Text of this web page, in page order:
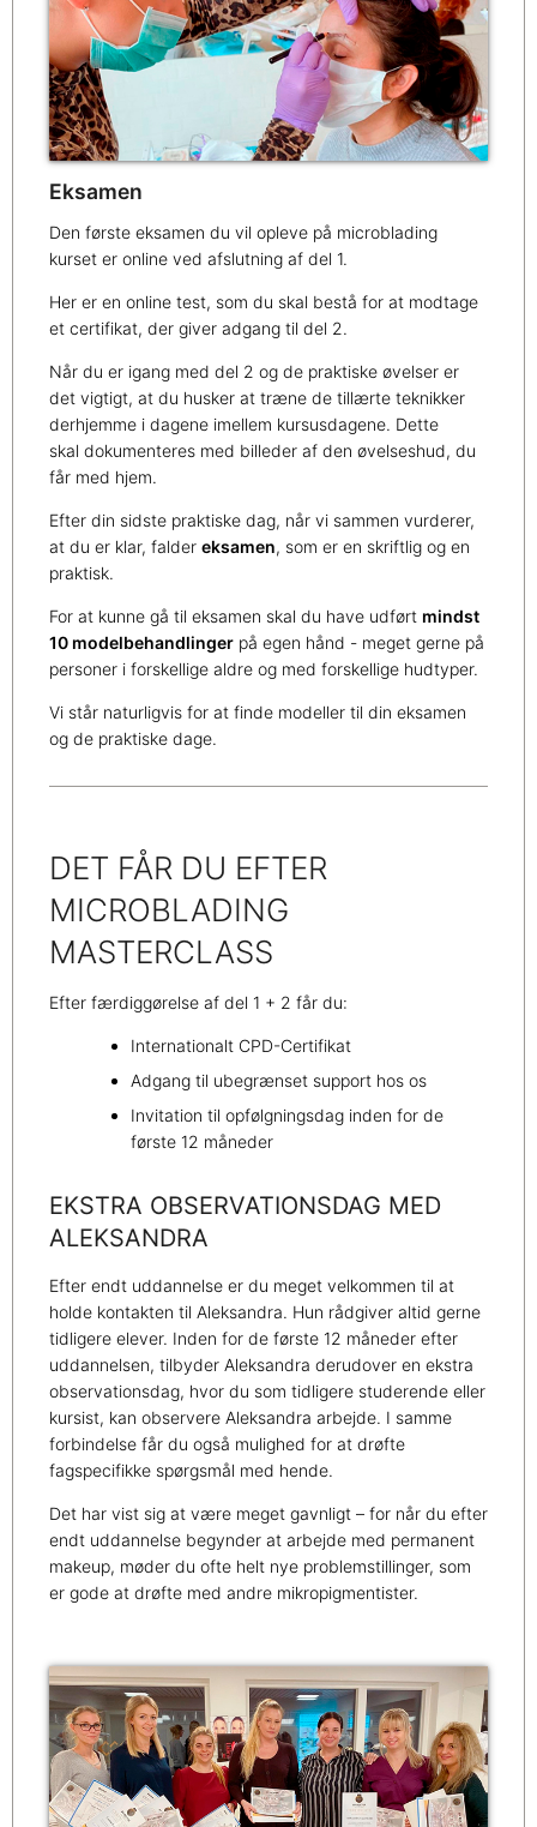
Eksamen
Den første eksamen du vil opleve på microblading
kurset er online ved afslutning af del 1.
Her er en online test, som du skal bestå for at modtage
et certifikat, der giver adgang til del 2.
Når du er igang med del 2 og de praktiske øvelser er
det vigtigt, at du husker at træne de tillærte teknikker
derhjemme i dagene imellem kursusdagene. Dette
skal dokumenteres med billeder af den øvelseshud, du
får med hjem.
Efter din sidste praktiske dag, når vi sammen vurderer,
at du er klar, falder eksamen, som er en skriftlig og en
praktisk.
For at kunne gå til eksamen skal du have udført mindst
10 modelbehandlinger på egen hånd - meget gerne på
personer i forskellige aldre og med forskellige hudtyper.
Vi står naturligvis for at finde modeller til din eksamen
og de praktiske dage.
DET FÅR DU EFTER
MICROBLADING
MASTERCLASS
Efter færdiggørelse af del 1 + 2 får du:
Internationalt CPD-Certifikat
Adgang til ubegrænset support hos os
Invitation til opfølgningsdag inden for de
første 12 måneder
EKSTRA OBSERVATIONSDAG MED
ALEKSANDRA
Efter endt uddannelse er du meget velkommen til at
holde kontakten til Aleksandra. Hun rådgiver altid gerne
tidligere elever. Inden for de første 12 måneder efter
uddannelsen, tilbyder Aleksandra derudover en ekstra
observationsdag, hvor du som tidligere studerende eller
kursist, kan observere Aleksandra arbejde. I samme
forbindelse får du også mulighed for at drøfte
fagspecifikke spørgsmål med hende.
Det har vist sig at være meget gavnligt – for når du efter
endt uddannelse begynder at arbejde med permanent
makeup, møder du ofte helt nye problemstillinger, som
er gode at drøfte med andre mikropigmentister.